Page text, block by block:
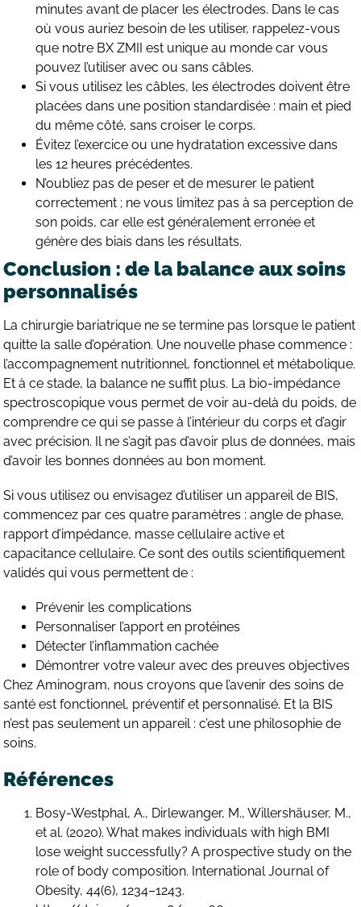
minutes avant de placer les électrodes. Dans le cas
où vous auriez besoin de les utiliser, rappelez-vous
que notre BX ZMII est unique au monde car vous
pouvez l’utiliser avec ou sans câbles.
Si vous utilisez les câbles, les électrodes doivent être
placées dans une position standardisée : main et pied
du même côté, sans croiser le corps.
Évitez l’exercice ou une hydratation excessive dans
les 12 heures précédentes.
N’oubliez pas de peser et de mesurer le patient
correctement ; ne vous limitez pas à sa perception de
son poids, car elle est généralement erronée et
génère des biais dans les résultats.
Conclusion : de la balance aux soins
personnalisés
La chirurgie bariatrique ne se termine pas lorsque le patient
quitte la salle d’opération. Une nouvelle phase commence :
l’accompagnement nutritionnel, fonctionnel et métabolique.
Et à ce stade, la balance ne suffit plus. La bio-impédance
spectroscopique vous permet de voir au-delà du poids, de
comprendre ce qui se passe à l’intérieur du corps et d’agir
avec précision. Il ne s’agit pas d’avoir plus de données, mais
d’avoir les bonnes données au bon moment.
Si vous utilisez ou envisagez d’utiliser un appareil de BIS,
commencez par ces quatre paramètres : angle de phase,
rapport d’impédance, masse cellulaire active et
capacitance cellulaire. Ce sont des outils scientifiquement
validés qui vous permettent de :
Prévenir les complications
Personnaliser l’apport en protéines
Détecter l’inflammation cachée
Démontrer votre valeur avec des preuves objectives
Chez Aminogram, nous croyons que l’avenir des soins de
santé est fonctionnel, préventif et personnalisé. Et la BIS
n’est pas seulement un appareil : c’est une philosophie de
soins.
Références
Bosy-Westphal, A., Dirlewanger, M., Willershäuser, M.,
et al. (2020). What makes individuals with high BMI
lose weight successfully? A prospective study on the
role of body composition. International Journal of
Obesity, 44(6), 1234–1243.